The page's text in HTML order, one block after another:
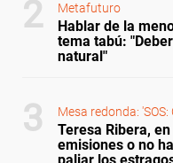
Metafuturo
Hablar de la
tema tabú:
natural"
Mesa redonda:
Teresa Ribera,
emisiones o no